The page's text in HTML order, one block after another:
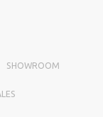
SHOWROOM